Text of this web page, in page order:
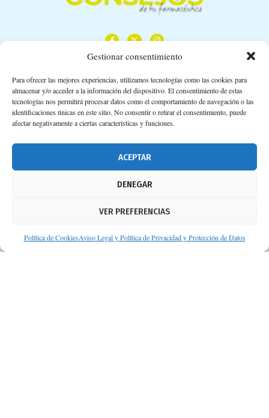
Gestionar consentimiento
Para ofrecer las mejores experiencias, utilizamos tecnologías como las cookies para
almacenar y/o acceder a la información del dispositivo. El consentimiento de estas
tecnologías nos permitirá procesar datos como el comportamiento de navegación o las
identificaciones únicas en este sitio. No consentir o retirar el consentimiento, puede
afectar negativamente a ciertas características y funciones.
ACEPTAR
DENEGAR
VER PREFERENCIAS
Política de CookiesAviso Legal y Política de Privacidad y Protección de Datos
Calle Camino de los Descubrimientos, 11,
Planta 3ª 41092 – Sevilla
674 02 62 03
Aviso legal
Protección de datos personales
Suscripción a Newsletter